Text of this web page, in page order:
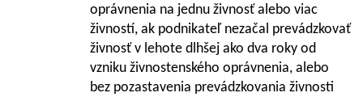
oprávnenia na jednu živnosť alebo viac
živností, ak podnikateľ nezačal prevádzkovať
živnosť v lehote dlhšej ako dva roky od
vzniku živnostenského oprávnenia, alebo
bez pozastavenia prevádzkovania živnosti